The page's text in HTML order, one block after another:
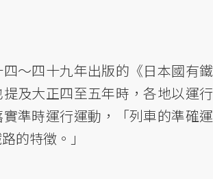
～四十九年出版的《日本國有鐵
及大正四至五年時，各地以運行
準時運行運動，「列車的準確運
的特徵。」